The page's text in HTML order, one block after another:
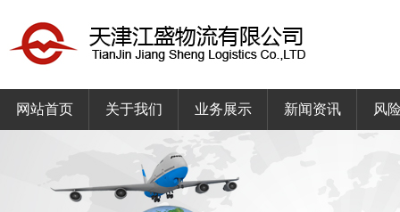
网站首页 关于我们 业务展示 新闻资讯 风